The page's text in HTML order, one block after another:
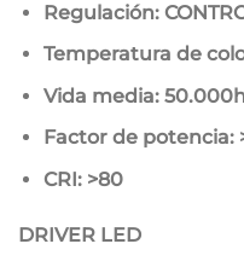
Regulación:
Temperatura de
Vida media:
Factor de potencia:
CRI: >80
DRIVER LED